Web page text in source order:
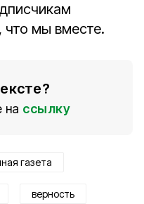
что мы вместе.
на ссылку
газета
верность